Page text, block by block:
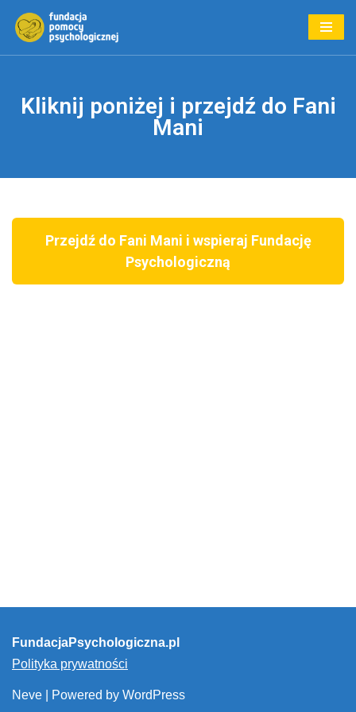
Przejdź
Kliknij poniżej i przejdź do Fani
Mani
Przejdź do Fani Mani i wspieraj Fundację
Psychologiczną
FundacjaPsychologiczna.pl
Polityka prywatności
Neve | Powered by WordPress